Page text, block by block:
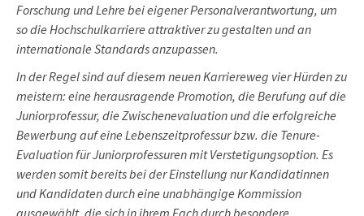
Forschung und Lehre bei eigener Personalverantwortung, um
so die Hochschulkarriere attraktiver zu gestalten und an
internationale Standards anzupassen.
In der Regel sind auf diesem neuen Karriereweg vier Hürden zu
meistern: eine herausragende Promotion, die Berufung auf die
Juniorprofessur, die Zwischenevaluation und die erfolgreiche
Bewerbung auf eine Lebenszeitprofessur bzw. die Tenure-
Evaluation für Juniorprofessuren mit Verstetigungsoption. Es
werden somit bereits bei der Einstellung nur Kandidatinnen
und Kandidaten durch eine unabhängige Kommission